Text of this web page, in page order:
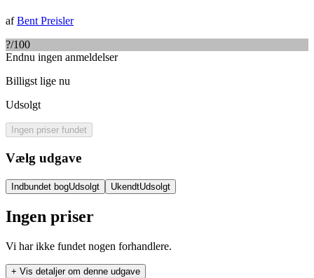
afBent Preisler
?/100
Endnu ingen anmeldelser
Billigst lige nu
Udsolgt
Ingen priser fundet
Vælg udgave
Indbundet bogUdsolgt UkendtUdsolgt
Ingen priser
Vi har ikke fundet nogen forhandlere.
+ Vis detaljer om denne udgave